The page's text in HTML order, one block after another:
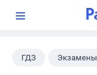
ГДЗ Экзамены